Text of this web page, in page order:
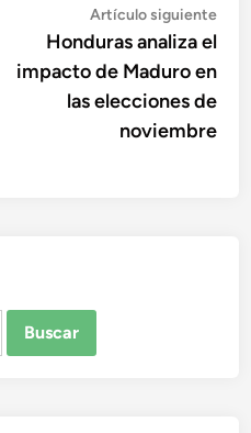
Artículo siguiente
Honduras analiza el
impacto de Maduro en
las elecciones de
noviembre